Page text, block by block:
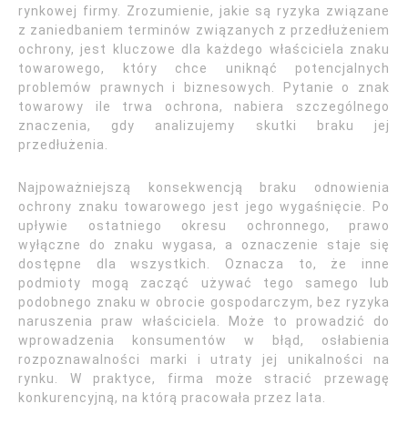
rynkowej firmy. Zrozumienie, jakie są ryzyka związane
z zaniedbaniem terminów związanych z przedłużeniem
ochrony, jest kluczowe dla każdego właściciela znaku
towarowego, który chce uniknąć potencjalnych
problemów prawnych i biznesowych. Pytanie o znak
towarowy ile trwa ochrona, nabiera szczególnego
znaczenia, gdy analizujemy skutki braku jej
przedłużenia.
Najpoważniejszą konsekwencją braku odnowienia
ochrony znaku towarowego jest jego wygaśnięcie. Po
upływie ostatniego okresu ochronnego, prawo
wyłączne do znaku wygasa, a oznaczenie staje się
dostępne dla wszystkich. Oznacza to, że inne
podmioty mogą zacząć używać tego samego lub
podobnego znaku w obrocie gospodarczym, bez ryzyka
naruszenia praw właściciela. Może to prowadzić do
wprowadzenia konsumentów w błąd, osłabienia
rozpoznawalności marki i utraty jej unikalności na
rynku. W praktyce, firma może stracić przewagę
konkurencyjną, na którą pracowała przez lata.